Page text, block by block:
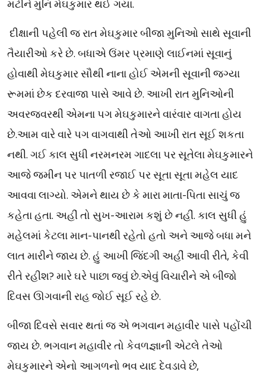
મટીને મુનિ મેઘકુમાર થઈ ગયા.
દીક્ષાની પહેલી જ રાત મેઘકુમાર બીજા મુનિઓ સાથે સૂવાની
તૈયારીઓ કરે છે. બધાએ ઉંમર પ્રમાણે લાઈનમાં સૂવાનું
હોવાથી મેઘકુમાર સૌથી નાના હોઈ એમની સૂવાની જગ્યા
રૂમમાં છેક દરવાજા પાસે આવે છે. આખી રાત મુનિઓની
અવરજવરથી એમના પગ મેઘકુમારને વારંવાર વાગતા હોય
છે.આમ વારે વારે પગ વાગવાથી તેઓ આખી રાત સૂઈ શકતા
નથી. ગઈ કાલ સુધી નરમનરમ ગાદલા પર સૂતેલા મેઘકુમારને
આજે જમીન પર પાતળી રજાઈ પર સૂતા સૂતા મહેલ યાદ
આવવા લાગ્યો. એમને થાય છે કે મારા માતા-પિતા સાચું જ
કહેતા હતા. અહીં તો સુખ-આરામ કશું છે નહીં. કાલ સુધી હું
મહેલમાં કેટલા માન-પાનથી રહેતો હતો અને આજે બધા મને
લાત મારીને જાય છે. હું આખી જિંદગી અહીં આવી રીતે, કેવી
રીતે રહીશ? મારે ઘરે પાછા જવું છે.એવું વિચારીને એ બીજો
દિવસ ઊગવાની રાહ જોઈ સૂઈ રહે છે.
બીજા દિવસે સવાર થતાં જ એ ભગવાન મહાવીર પાસે પહોંચી
જાય છે. ભગવાન મહાવીર તો કેવળજ્ઞાની એટલે તેઓ
મેઘકુમારને એનો આગળનો ભવ યાદ દેવડાવે છે,